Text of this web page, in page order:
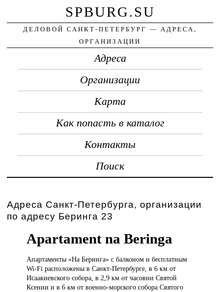
SPBURG.SU
ДЕЛОВОЙ САНКТ-ПЕТЕРБУРГ — АДРЕСА,
ОРГАНИЗАЦИИ
Адреса
Организации
Карта
Как попасть в каталог
Контакты
Поиск
Адреса Санкт-Петербурга, организации
по адресу Беринга 23
Apartament na Beringa
Апартаменты «НаБеринга» с балконом и бесплатным
Wi-Fi расположены в Санкт-Петербурге, в 6 км от
Исаакиевского собора, в 2,9 км от часовни Святой
Ксении и в 6 км от военно-морского собора Святого